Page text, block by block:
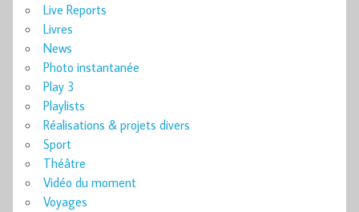
Live Reports
Livres
News
Photo instantanée
Play 3
Playlists
Réalisations & projets divers
Sport
Théâtre
Vidéo du moment
Voyages